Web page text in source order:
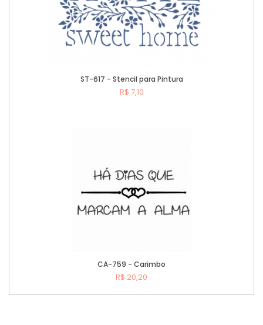
ST-617 - Stencil para Pintura
R$ 7,10
CA-759 - Carimbo
R$ 20,20